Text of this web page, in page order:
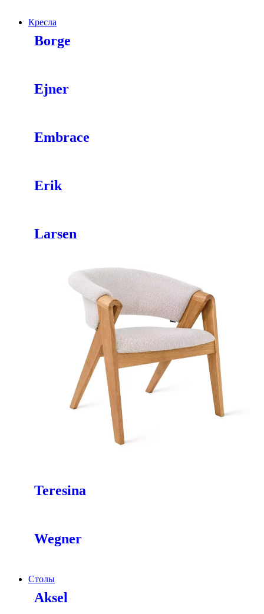
Кресла
Borge
Ejner
Embrace
Erik
Larsen
Teresina
Wegner
Столы
Aksel